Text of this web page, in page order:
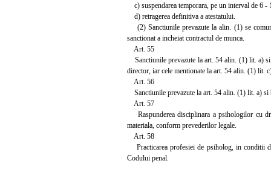
c) suspendarea temporara, pe un interval de 6
d) retragerea definitiva a atestatului.
(2) Sanctiunile prevazute la alin. (1) se
sanctionat a incheiat contractul de munca.
Art. 55
Sanctiunile prevazute la art. 54 alin. (1) lit. a)
director, iar cele mentionate la art. 54 alin. (1) lit.
Art. 56
Sanctiunile prevazute la art. 54 alin. (1) lit. a)
Art. 57
Raspunderea disciplinara a psihologilor cu
materiala, conform prevederilor legale.
Art. 58
Practicarea profesiei de psiholog, in conditii
Codului penal.